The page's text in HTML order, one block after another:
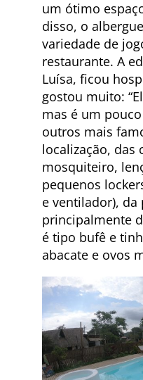
um ótimo
disso, o
variedade de
restaurante. A
Luísa, ficou
gostou muito:
mas é um
outros mais
localização, das
mosquiteiro,
pequenos
e ventilador),
principalmente
é tipo bufê e
abacate e ovos